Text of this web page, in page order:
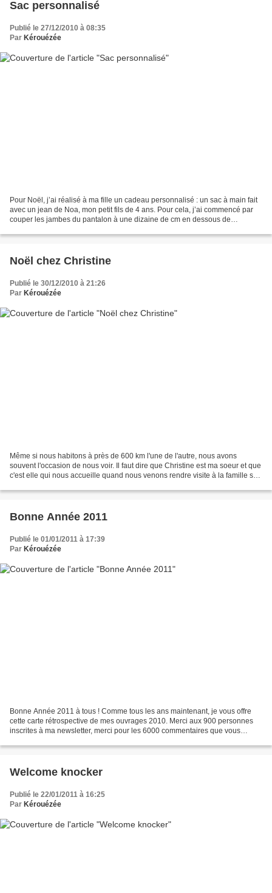
Sac personnalisé
Publié le 27/12/2010 à 08:35
Par Kérouézée
Pour Noël, j’ai réalisé à ma fille un cadeau personnalisé : un sac à main fait
avec un jean de Noa, mon petit fils de 4 ans. Pour cela, j’ai commencé par
couper les jambes du pantalon à une dizaine de cm en dessous de
Noël chez Christine
Publié le 30/12/2010 à 21:26
Par Kérouézée
Même si nous habitons à près de 600 km l'une de l'autre, nous avons
souvent l'occasion de nous voir. Il faut dire que Christine est ma soeur et que
c'est elle qui nous accueille quand nous venons rendre visite à la famille sur
Bonne Année 2011
Publié le 01/01/2011 à 17:39
Par Kérouézée
Bonne Année 2011 à tous ! Comme tous les ans maintenant, je vous offre
cette carte rétrospective de mes ouvrages 2010. Merci aux 900 personnes
inscrites à ma newsletter, merci pour les 6000 commentaires que vous
Welcome knocker
Publié le 22/01/2011 à 16:25
Par Kérouézée